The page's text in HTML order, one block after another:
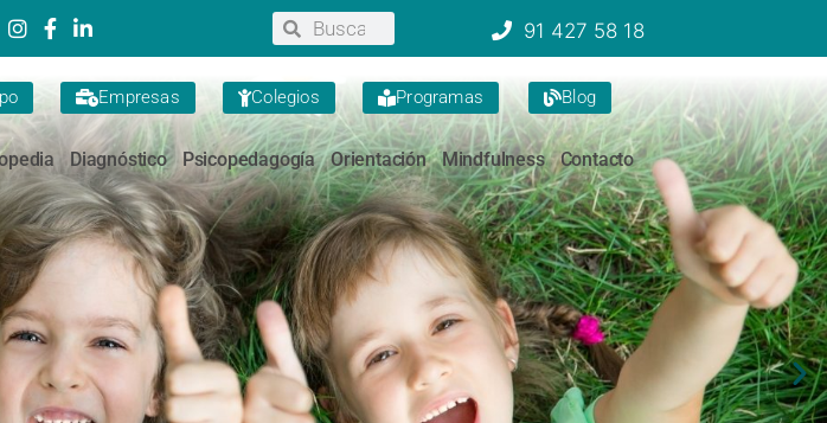
91 427 58 18
Empresas Colegios Programas Blog
Diagnóstico Psicopedagogía Orientación Mindfulness Contacto